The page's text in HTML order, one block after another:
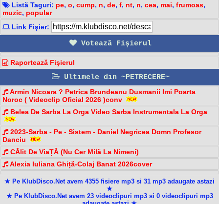
Listă Taguri: pe, o, cump, n, de, f, nt, n, cea, mai, frumoas,
muzic, popular
Link Fişier:
Votează Fişierul
Raportează Fişierul
Ultimele din ~PETRECERE~
Armin Nicoara ? Petrica Brundeanu Dusmanii Imi Poarta
Noroc ( Videoclip Oficial 2026 )conv
Belea De Sarba La Orga Video Sarba Instrumentala La Orga
2023-Sarba - Pe - Sistem - Daniel Negricea Domn Profesor
Danciu
CĂlit De ViaȚĂ (Nu Cer Milă La Nimeni)
Alexia Iuliana Ghiță-Colaj Banat 2026cover
★ Pe KlubDisco.Net avem 4355 fisiere mp3 si 31 mp3 adaugate astazi
★
★ Pe KlubDisco.Net avem 23 videoclipuri mp3 si 0 videoclipuri mp3